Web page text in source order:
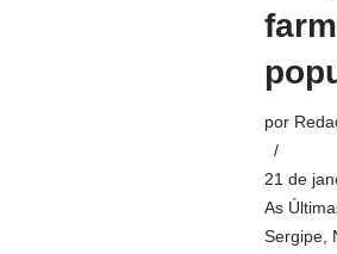
por
21 de
As
Sergipe